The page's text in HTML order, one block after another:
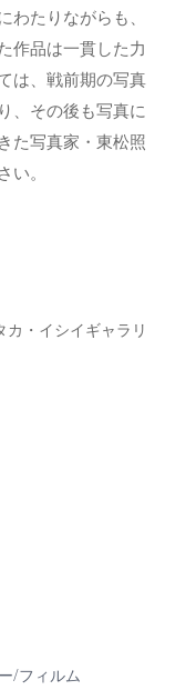
たりながらも、
作品は一貫した力
は、戦前期の写真
、その後も写真に
た写真家・東松照
。
・イシイギャラリ
/フィルム